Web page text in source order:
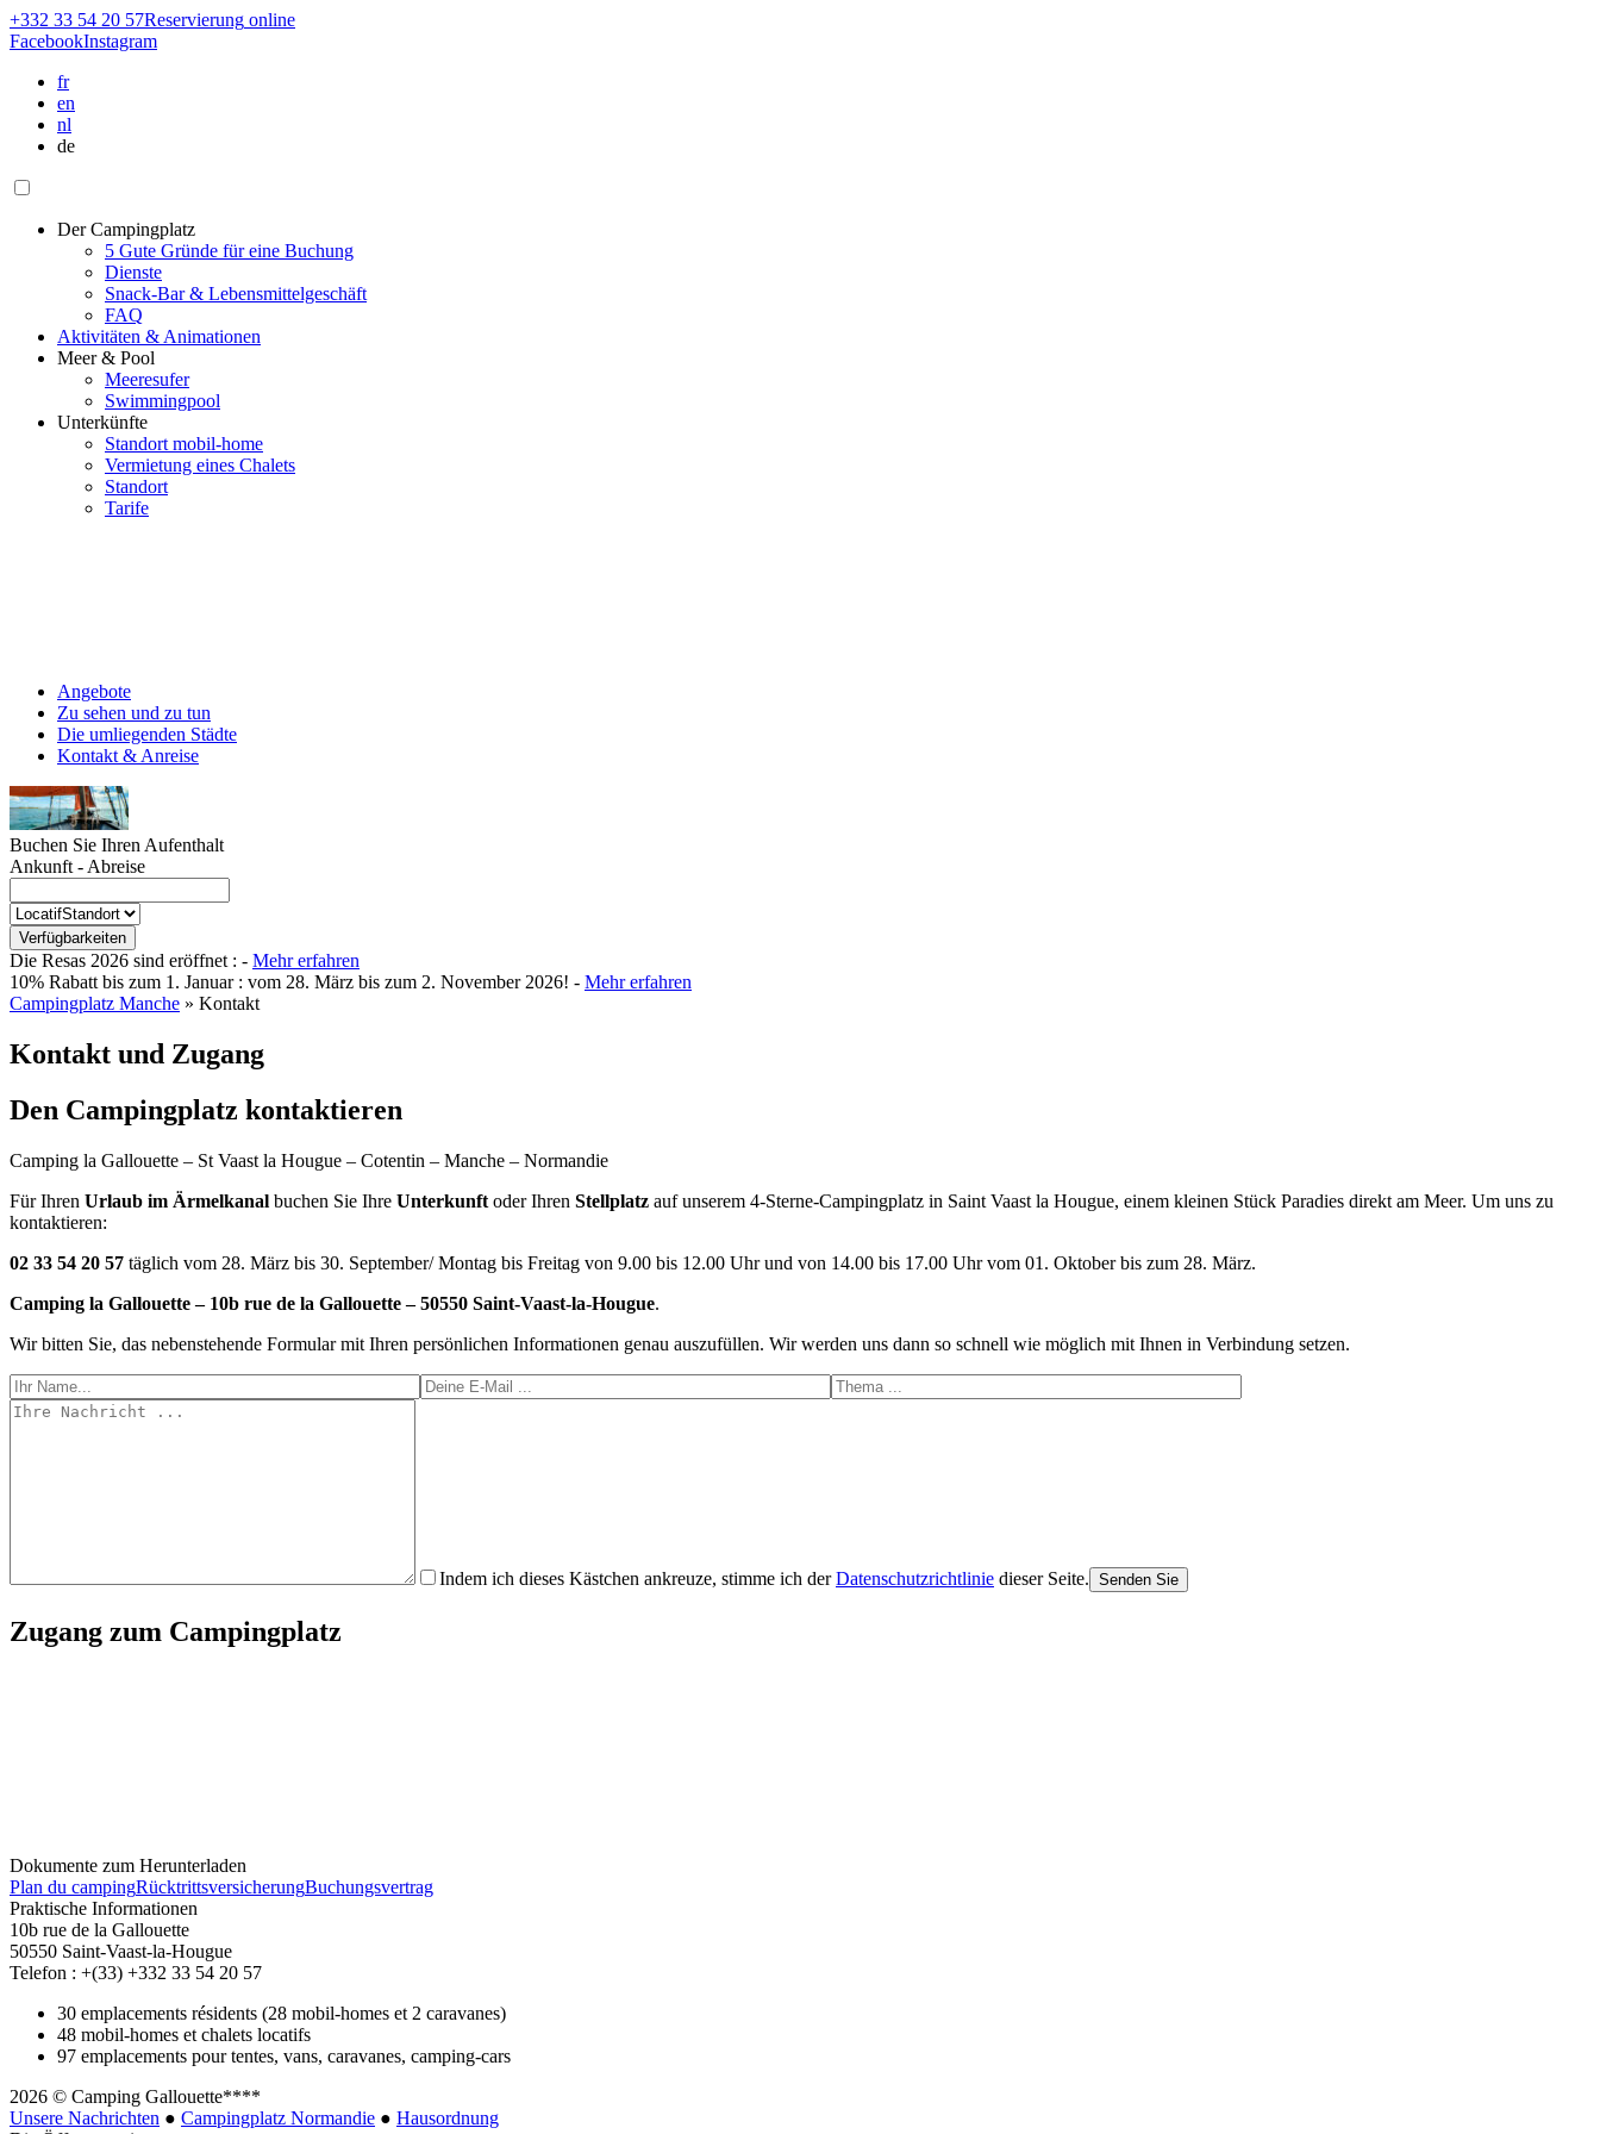
+332 33 54 20 57Reservierung online
FacebookInstagram
fr
en
nl
de
Der Campingplatz
5 Gute Gründe für eine Buchung
Dienste
Snack-Bar & Lebensmittelgeschäft
FAQ
Aktivitäten & Animationen
Meer & Pool
Meeresufer
Swimmingpool
Unterkünfte
Standort mobil-home
Vermietung eines Chalets
Standort
Tarife
Angebote
Zu sehen und zu tun
Die umliegenden Städte
Kontakt & Anreise
Buchen Sie Ihren Aufenthalt
Ankunft - Abreise
Die Resas 2026 sind eröffnet : - Mehr erfahren
10% Rabatt bis zum 1. Januar : vom 28. März bis zum 2. November 2026! - Mehr erfahren
Campingplatz Manche » Kontakt
Kontakt und Zugang
Den Campingplatz kontaktieren
Camping la Gallouette – St Vaast la Hougue – Cotentin – Manche – Normandie
Für Ihren Urlaub im Ärmelkanal buchen Sie Ihre Unterkunft oder Ihren Stellplatz auf unserem 4-Sterne-Campingplatz in Saint Vaast la Hougue, einem kleinen Stück Paradies direkt am Meer. Um uns zu
kontaktieren:
02 33 54 20 57 täglich vom 28. März bis 30. September/ Montag bis Freitag von 9.00 bis 12.00 Uhr und von 14.00 bis 17.00 Uhr vom 01. Oktober bis zum 28. März.
Camping la Gallouette – 10b rue de la Gallouette – 50550 Saint-Vaast-la-Hougue.
Wir bitten Sie, das nebenstehende Formular mit Ihren persönlichen Informationen genau auszufüllen. Wir werden uns dann so schnell wie möglich mit Ihnen in Verbindung setzen.
Indem ich dieses Kästchen ankreuze, stimme ich derDatenschutzrichtlinie dieser Seite.
Zugang zum Campingplatz
Dokumente zum Herunterladen
Plan du campingRücktrittsversicherungBuchungsvertrag
Praktische Informationen
10b rue de la Gallouette
50550 Saint-Vaast-la-Hougue
Telefon : +(33) +332 33 54 20 57
30 emplacements résidents (28 mobil-homes et 2 caravanes)
48 mobil-homes et chalets locatifs
97 emplacements pour tentes, vans, caravanes, camping-cars
2026 © Camping Gallouette****
Unsere Nachrichten ● Campingplatz Normandie ● Hausordnung